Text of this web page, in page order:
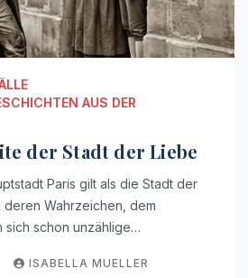
AUS DER
der Stadt der Liebe
Paris gilt als die Stadt der
Wahrzeichen, dem
sich schon unzählige…
ISABELLA MUELLER